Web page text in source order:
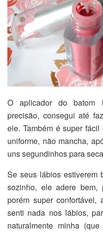
O aplicador do batom
precisão, consegui até
ele. Também é super
uniforme, não mancha,
uns segundinhos para
Se seus lábios estiverem
sozinho, ele adere
porém super
senti nada nos lábios,
naturalmente minha